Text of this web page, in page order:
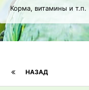
Корма, витамины и т.п.
НАЗАД